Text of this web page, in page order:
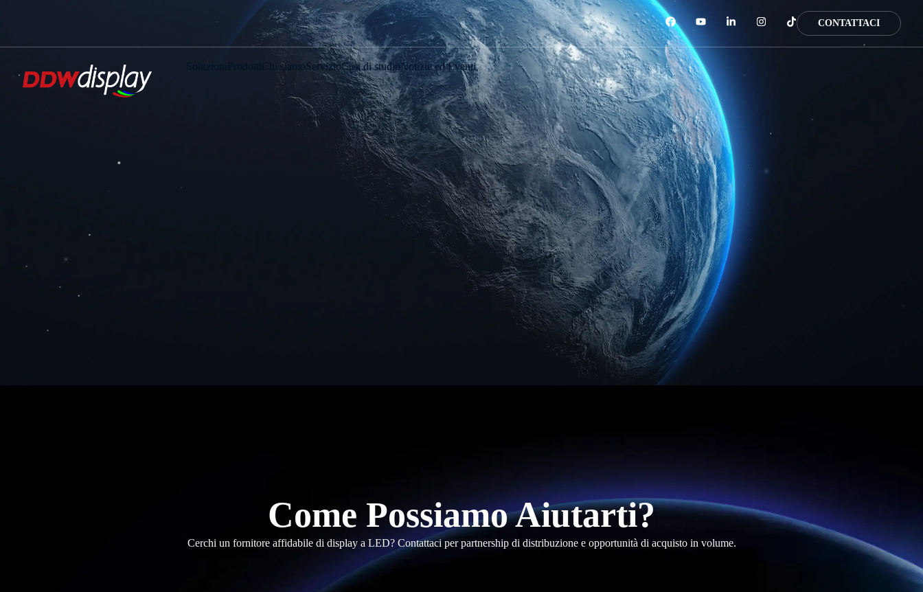
CONTATTACI
Chi siamoServizioCasi di studioNotizie ed Eventi
Come Possiamo Aiutarti?
Cerchi un fornitore affidabile di display a LED? Contattaci per partnership di distribuzione e opportunità di acquisto in volume.